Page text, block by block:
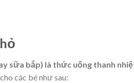
sữa bắp) là thức uống thanh
các bé như sau: